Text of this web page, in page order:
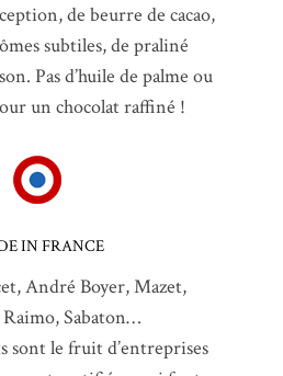
de beurre de cacao,
subtiles, de praliné
Pas d’huile de palme ou
un chocolat raffiné !
IN FRANCE
André Boyer, Mazet,
Sabaton…
sont le fruit d’entreprises